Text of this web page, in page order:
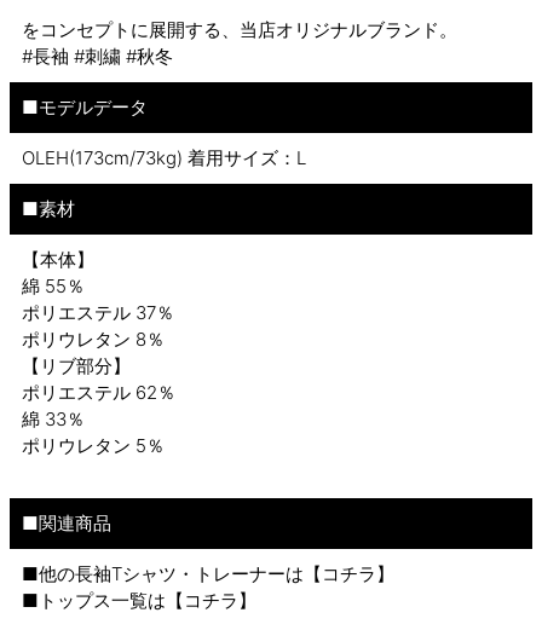
をコンセプトに展開する、当店オリジナルブランド。
#長袖 #刺繍 #秋冬
■モデルデータ
OLEH(173cm/73kg) 着用サイズ：L
■素材
【本体】
綿 55％
ポリエステル 37％
ポリウレタン 8％
【リブ部分】
ポリエステル 62％
綿 33％
ポリウレタン 5％
■関連商品
■他の長袖Tシャツ・トレーナーは【 コチラ 】
■トップス一覧は【 コチラ 】